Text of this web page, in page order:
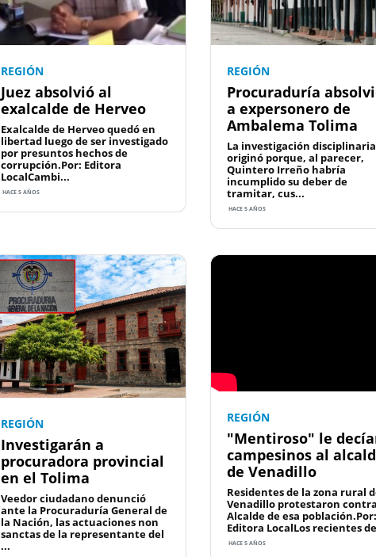
REGIÓN
Juez absolvió al
exalcalde de Herveo
Exalcalde de Herveo quedó en
libertad luego de ser investigado
por presuntos hechos de
corrupción.Por: Editora
LocalCambi...
HACE 5 AÑOS
REGIÓN
Procuraduría
a expersonero de
Ambalema Tolima
La investigación
originó porque, al parecer,
Quintero Irreño habría
incumplido su deber de
tramitar, cus...
HACE 5 AÑOS
REGIÓN
Investigarán a
procuradora provincial
en el Tolima
Veedor ciudadano denunció
ante la Procuraduría General de
la Nación, las actuaciones non
sanctas de la representante del
...
REGIÓN
"Mentiroso" le
campesinos al
de Venadillo
Residentes de la zona rural
Venadillo protestaron contra
Alcalde de esa población.Por:
Editora LocalLos recientes
HACE 5 AÑOS